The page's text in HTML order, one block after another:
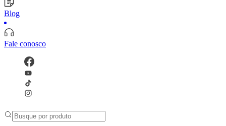
Blog
Fale conosco